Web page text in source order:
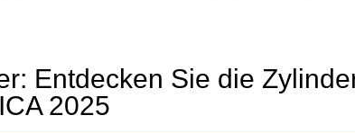
Entdecken Sie die
2025